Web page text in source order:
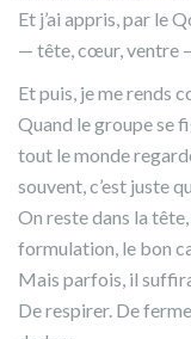
Et j’ai appris, par le
— tête, cœur, ventre
Et puis, je me rends
Quand le groupe se
tout le monde
souvent, c’est juste
On reste dans la
formulation, le bon
Mais parfois, il
De respirer. De